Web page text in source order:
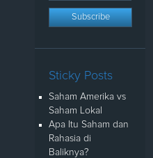
Sticky Posts
Saham Amerika vs
Saham Lokal
Apa Itu Saham dan
Rahasia di
Baliknya?